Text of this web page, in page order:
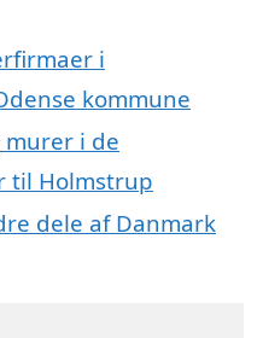
i
kommune
i de
til Holmstrup
dele af Danmark